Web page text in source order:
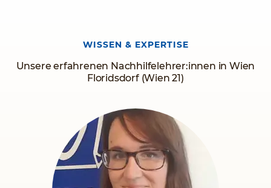
Selbstverständlich unterstützen wir auch Lehrlinge und
Beste Noten mit der Nr. 1 in Österreich*!
Franz-Jonas-Platz 8 / Stiege 1 / 6. Stock. Die gesamte Fläche
wurde komplett saniert und auf den neuesten Stand
gebracht. Alle Räume sind nun klimatisiert und machen
auch das Lernen im Sommer angenehm. Neben den neuen
Räumen verwöhnen wir unsere Kund:innen und
Schüler:innen mit einem traumhaften Blick auf unsere
schöne Stadt.
Unsere erfahrenen Nachhilfelehrer:innen in Wien
Floridsdorf (Wien 21)
WISSEN & EXPERTISE